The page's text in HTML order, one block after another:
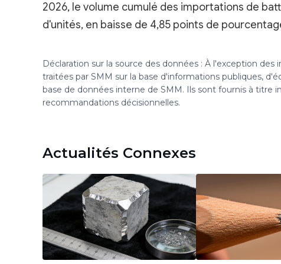
2026, le volume cumulé des importations de
d'unités, en baisse de 4,85 points de
Déclaration sur la source des données : À l'exception
traitées par SMM sur la base d'informations publiques,
base de données interne de SMM. Ils sont fournis à
recommandations décisionnelles.
Actualités Connexes